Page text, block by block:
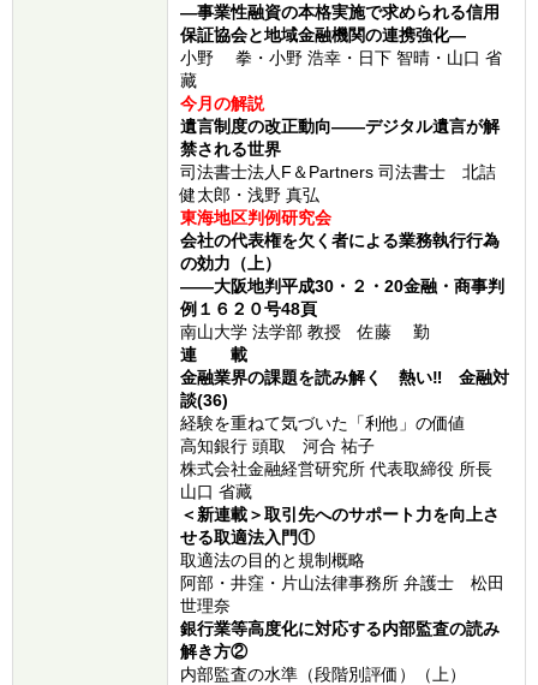
―事業性融資の本格実施で求められる信用
保証協会と地域金融機関の連携強化―
小野 拳・小野 浩幸・日下 智晴・山口 省
藏
今月の解説
遺言制度の改正動向――デジタル遺言が解
禁される世界
司法書士法人F＆Partners 司法書士 北詰
健太郎・浅野 真弘
東海地区判例研究会
会社の代表権を欠く者による業務執行行為
の効力（上）
――大阪地判平成30・２・20金融・商事判
例１６２０号48頁
南山大学 法学部 教授 佐藤 勤
連 載
金融業界の課題を読み解く 熱い‼ 金融対
談(36)
経験を重ねて気づいた「利他」の価値
高知銀行 頭取 河合 祐子
株式会社金融経営研究所 代表取締役 所長
山口 省藏
＜新連載＞取引先へのサポート力を向上さ
せる取適法入門①
取適法の目的と規制概略
阿部・井窪・片山法律事務所 弁護士 松田
世理奈
銀行業等高度化に対応する内部監査の読み
解き方②
内部監査の水準（段階別評価）（上）